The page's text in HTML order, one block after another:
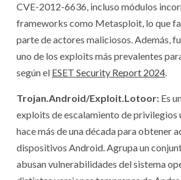
CVE-2012-6636, incluso módulos
frameworks como Metasploit, lo que
parte de actores maliciosos. Además,
uno de los exploits más prevalentes
según el ESET Security Report 2024.
Trojan.Android/Exploit.Lotoor: Es
exploits de escalamiento de privilegios
hace más de una década para obtener
dispositivos Android. Agrupa un
abusan vulnerabilidades del sistema